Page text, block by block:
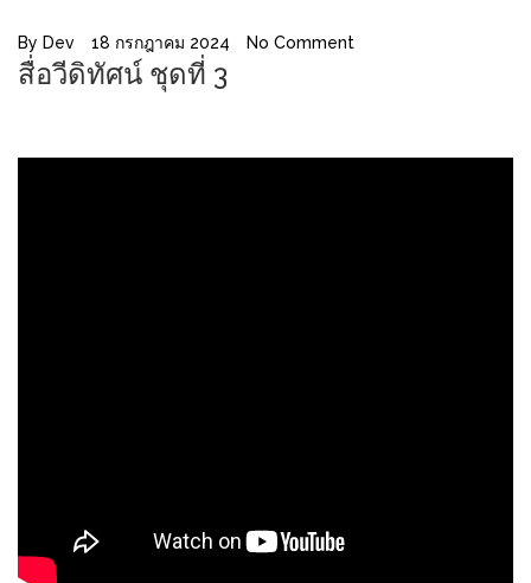
By Dev 18 กรกฎาคม 2024 No Comment
สื่อวีดิทัศน์ ชุดที่ 3